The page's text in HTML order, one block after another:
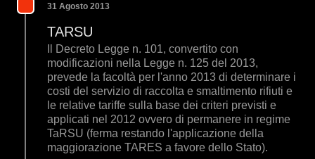
31 Agosto 2013
TARSU
Il Decreto Legge n. 101, convertito con
modificazioni nella Legge n. 125 del 2013,
prevede la facoltà per l'anno 2013 di determinare i
costi del servizio di raccolta e smaltimento rifiuti e
le relative tariffe sulla base dei criteri previsti e
applicati nel 2012 ovvero di permanere in regime
TaRSU (ferma restando l'applicazione della
maggiorazione TARES a favore dello Stato).